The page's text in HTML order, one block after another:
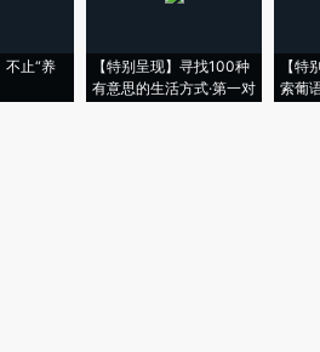
不止“养
【特别呈现】寻找100种
有意思的生活方式·第一对
【特
索葡